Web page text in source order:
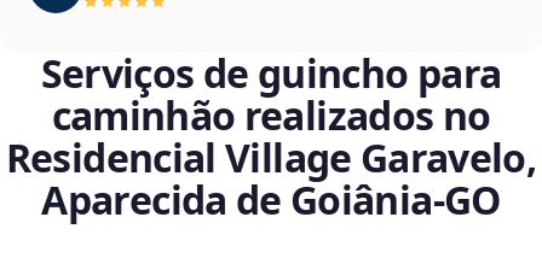
Serviços de guincho para
caminhão realizados no
Residencial Village Garavelo,
Aparecida de Goiânia‑GO